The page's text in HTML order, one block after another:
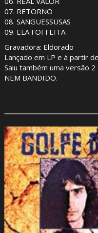
07. RETORNO
08. SANGUESSUSAS
09. ELA FOI FEITA
Gravadora: Eldorado
Lançado em LP e à partir
Saiu também uma versão
NEM BANDIDO.